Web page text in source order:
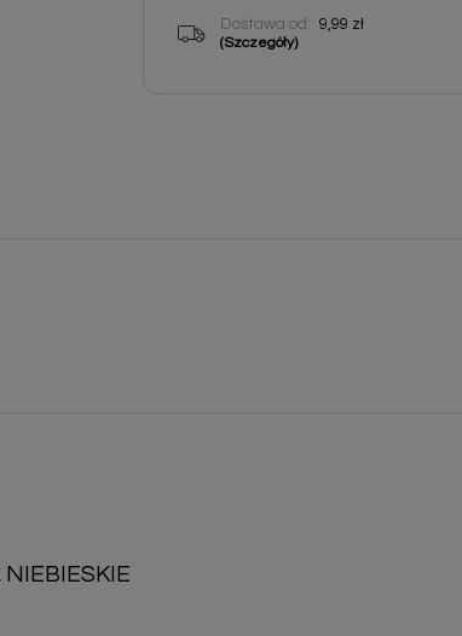
Dostawa od: 9,99 zł
(Szczegóły)
NIEBIESKIE